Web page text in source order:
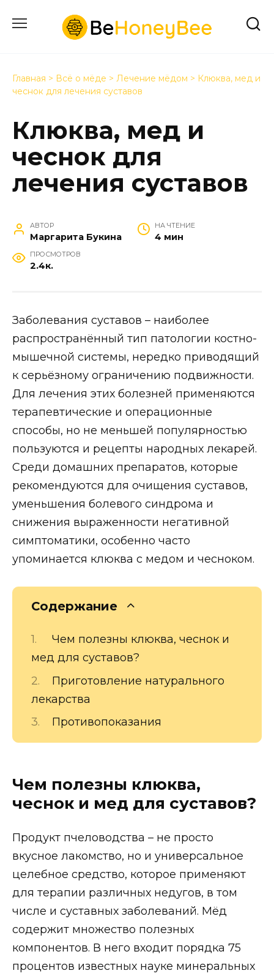
содержанию
Главная > Всё о мёде > Лечение мёдом > Клюква, мед и
чеснок для лечения суставов
Клюква, мед и
чеснок для
лечения суставов
АВТОР
Маргарита Букина
НА ЧТЕНИЕ
4 мин
ПРОСМОТРОВ
2.4к.
Заболевания суставов – наиболее
распространённый тип патологии костно-
мышечной системы, нередко приводящий
к серьёзному ограничению подвижности.
Для лечения этих болезней применяются
терапевтические и операционные
способы, но не меньшей популярностью
пользуются и рецепты народных лекарей.
Среди домашних препаратов, которые
рекомендуются для очищения суставов,
уменьшения болевого синдрома и
снижения выраженности негативной
симптоматики, особенно часто
упоминается клюква с медом и чесноком.
Содержание
Чем полезны клюква, чеснок и
мед для суставов?
Приготовление натурального
лекарства
Противопоказания
Чем полезны клюква,
чеснок и мед для суставов?
Продукт пчеловодства – не просто
вкусное лакомство, но и универсальное
целебное средство, которое применяют
для терапии различных недугов, в том
числе и суставных заболеваний. Мёд
содержит множество полезных
компонентов. В него входит порядка 75
процентов известных науке минеральных